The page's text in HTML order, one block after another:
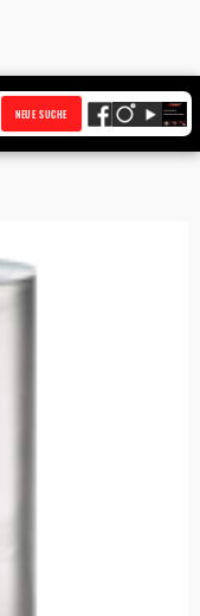
NEUE SUCHE
Zoll UNC Bohrkern Ø 402